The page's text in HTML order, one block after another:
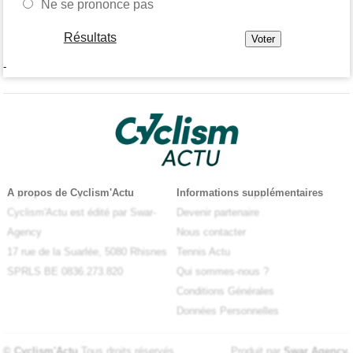
Ne se prononce pas
Résultats
-
A propos de Cyclism'Actu
Cyclism'Actu est édité par Swar-
Agency
17 rue de la Suarlée, 5080 Rhisnes
SPRLS BE 0836.273.820
Informations supplémentaires
Devenir partenaire
Nous contacter
Tennis Actu
Qui sommes-nous ?
Conditions Générales
Données Personnelles